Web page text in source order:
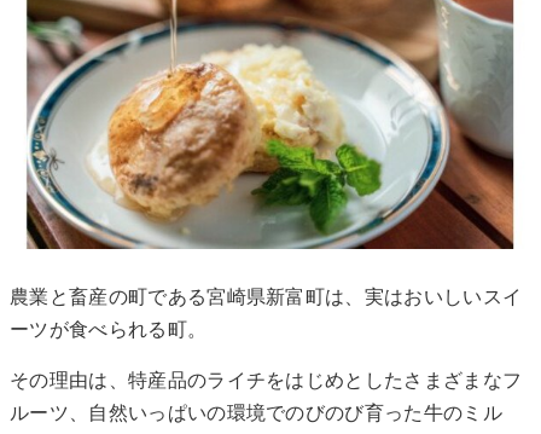
農業と畜産の町である宮崎県新富町は、実はおいしいスイ
ーツが食べられる町。
その理由は、特産品のライチをはじめとしたさまざまなフ
ルーツ、自然いっぱいの環境でのびのび育った牛のミル